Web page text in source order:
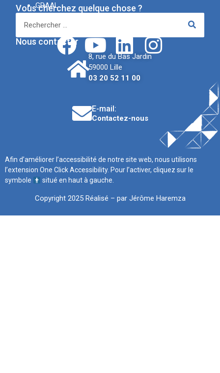
GRAAL
Vous cherchez quelque chose ?
Nous contacter
8, rue du Bas Jardin
59000 Lille
03 20 52 11 00
E-mail:
Contactez-nous
Afin d’améliorer l’accessibilité de notre site web, nous utilisons
l’extension One Click Accessibility. Pour l’activer, cliquez sur le
symbole
situé en haut à gauche.
Copyright 2025 Réalisé – par Jérôme Haremza